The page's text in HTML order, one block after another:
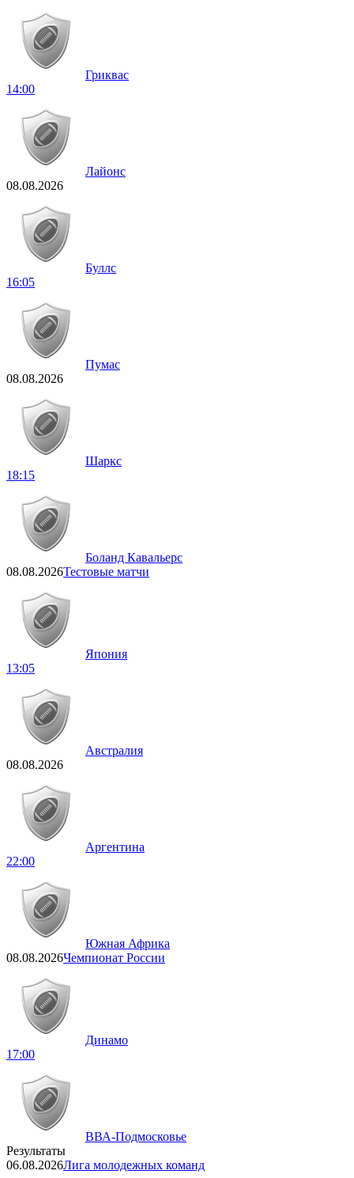
Гриквас
14:00
Лайонс
08.08.2026
Буллс
16:05
Пумас
08.08.2026
Шаркс
18:15
Боланд Кавальерс
08.08.2026Тестовые матчи
Япония
13:05
Австралия
08.08.2026
Аргентина
22:00
Южная Африка
08.08.2026Чемпионат России
Динамо
17:00
ВВА-Подмосковье
Результаты
06.08.2026Лига молодежных команд